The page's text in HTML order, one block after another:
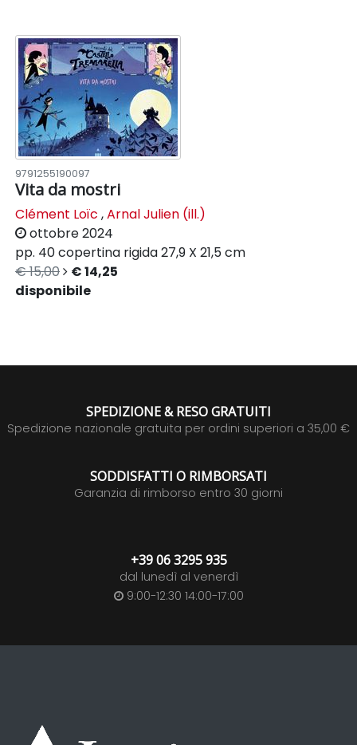
9791255190097
Vita da mostri
Clément Loïc ,Arnal Julien (ill.)
ottobre 2024
pp. 40copertina rigida27,9 X 21,5 cm
€ 15,00
€ 14,25
disponibile
SPEDIZIONE & RESO GRATUITI
Spedizione nazionale gratuita per ordini superiori a 35,00 €
SODDISFATTI O RIMBORSATI
Garanzia di rimborso entro 30 giorni
+39 06 3295 935
dal lunedì al venerdì
9:00-12:30 14:00-17:00